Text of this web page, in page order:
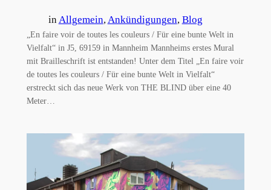
in Allgemein, Ankündigungen, Blog
„En faire voir de toutes les couleurs / Für eine bunte Welt in
Vielfalt“ in J5, 69159 in Mannheim Mannheims erstes Mural
mit Brailleschrift ist entstanden! Unter dem Titel „En faire voir
de toutes les couleurs / Für eine bunte Welt in Vielfalt“
erstreckt sich das neue Werk von THE BLIND über eine 40
Meter…